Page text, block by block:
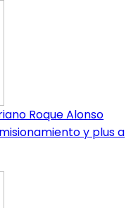
Roque Alonso
y plus a